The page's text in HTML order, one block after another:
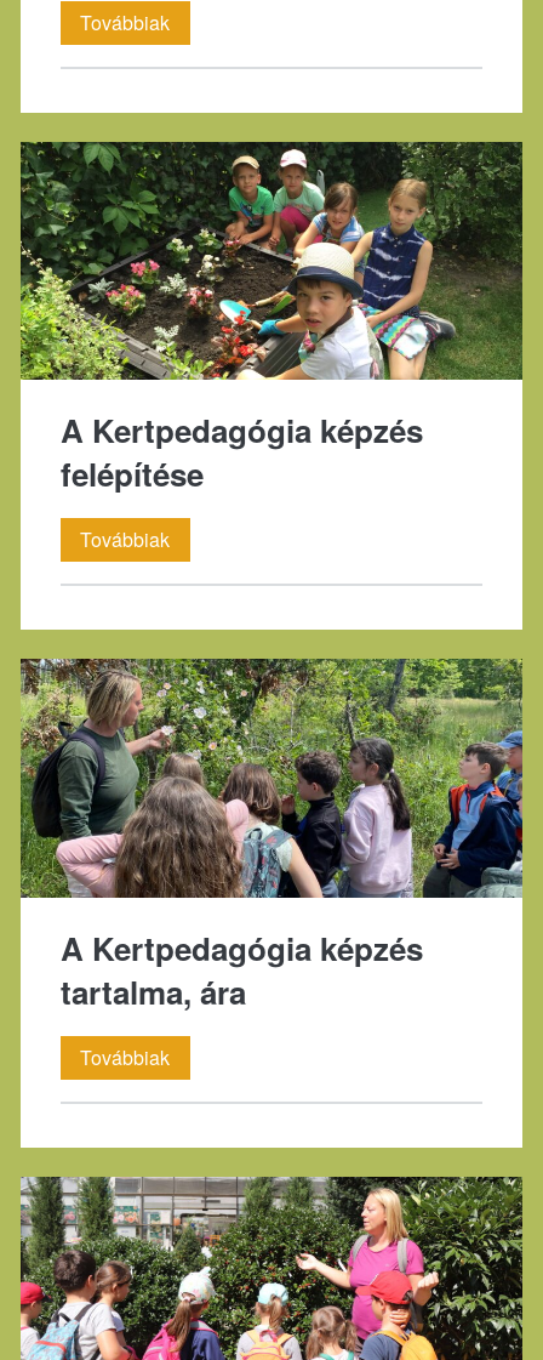
TovábbiakKertpedagógia
képzés
A Kertpedagógia képzés
felépítése
TovábbiakA
Kertpedagógia
képzés
felépítése
A Kertpedagógia képzés
tartalma, ára
TovábbiakA
Kertpedagógia
képzés
tartalma,
ára